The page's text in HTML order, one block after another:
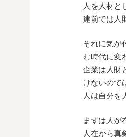
人を人材と
建前では人
それに気が
む時代に変
企業は人財
けないので
人は自分を
まずは人が
人在から真